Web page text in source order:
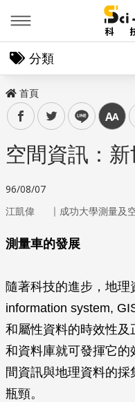
分類
首頁
facebooktwitter line 中
空間資訊：
96/08/07
江凱偉 ｜ 成功大學測量及
測量車的發展
隨著科技的進步，地
information system,
和屬性資料的時效性
和資料庫就可發揮它
間資訊與地理資料的
瓶頸。